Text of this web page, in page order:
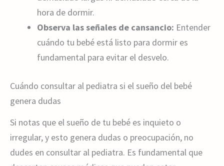
hora de dormir.
Observa las señales de cansancio: Entender
cuándo tu bebé está listo para dormir es
fundamental para evitar el desvelo.
Cuándo consultar al pediatra si el sueño del bebé
genera dudas
Si notas que el sueño de tu bebé es inquieto o
irregular, y esto genera dudas o preocupación, no
dudes en consultar al pediatra. Es fundamental que